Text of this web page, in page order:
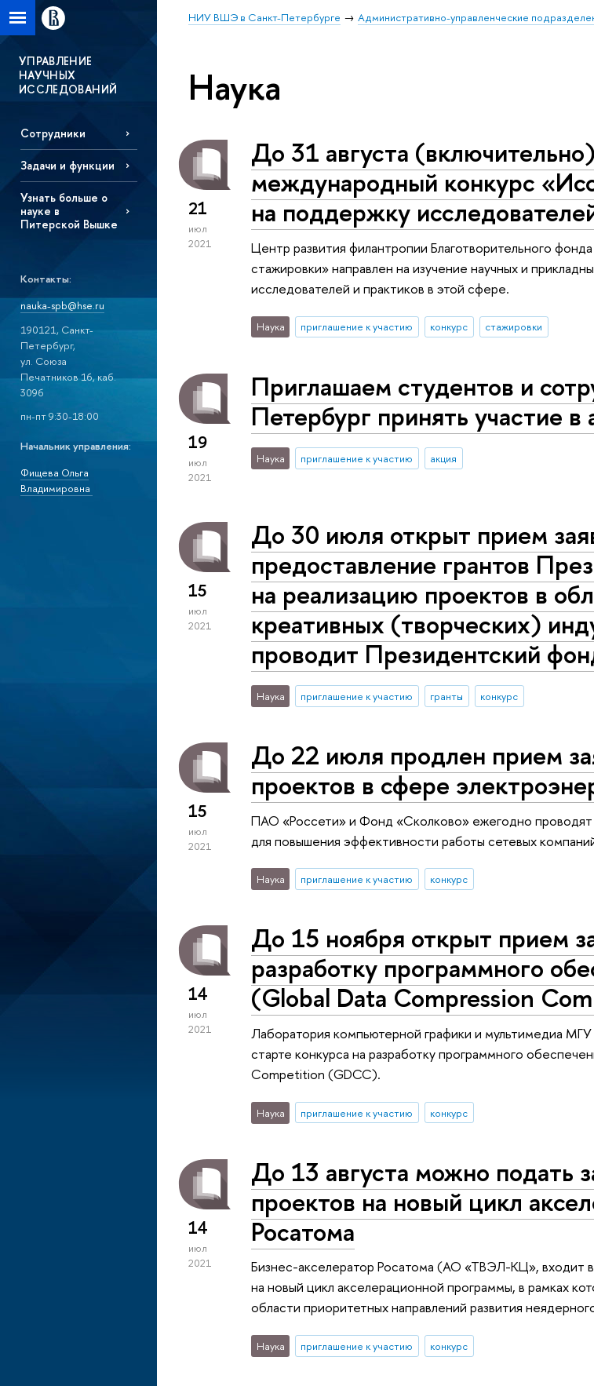
НИУ ВШЭ в Санкт-Петербурге Административно-управленческие
УПРАВЛЕНИЕ
НАУЧНЫХ
ИССЛЕДОВАНИЙ
Сотрудники
Задачи и функции
Узнать больше о
науке в
Питерской Вышке
Контакты:
nauka-spb@hse.ru
190121, Санкт-
Петербург,
ул. Союза
Печатников 16, каб.
309б
пн-пт 9:30-18:00
Начальник управления:
Фищева Ольга
Владимировна
Наука
21
июл
2021
До 31 августа
международный конкурс
на поддержку
Центр развития филантропии Благотворительного
стажировки» направлен на изучение научных и
исследователей и практиков в этой сфере.
Наука приглашение к участию конкурс стажировки
19
июл
2021
Приглашаем студентов и
Петербург принять участие
Наука приглашение к участию акция
15
июл
2021
До 30 июля открыт прием
предоставление грантов
на реализацию проектов в
креативных (творческих)
проводит Президентский
Наука приглашение к участию гранты конкурс
15
июл
2021
До 22 июля продлен прием
проектов в сфере
ПАО «Россети» и Фонд «Сколково» ежегодно проводят
для повышения эффективности работы сетевых
Наука приглашение к участию конкурс
14
июл
2021
До 15 ноября открыт прием
разработку программного
(Global Data Compression
Лаборатория компьютерной графики и мультимедиа
старте конкурса на разработку программного
Competition (GDCC).
Наука приглашение к участию конкурс
14
июл
2021
До 13 августа можно подать
проектов на новый цикл
Росатома
Бизнес-акселератор Росатома (АО «ТВЭЛ-КЦ», входит
на новый цикл акселерационной программы, в рамках
области приоритетных направлений развития
Наука приглашение к участию конкурс